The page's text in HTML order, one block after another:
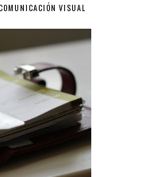
VISUAL